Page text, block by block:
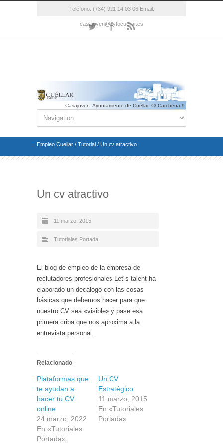
Teléfono: (+34) 921 14 03 06 Email:
casajoven@aytocuellar.es
Casajoven. Ayuntamiento de Cuéllar. C/ Carchena 9.
Empleo Cuellar / Tutorial / Un cv atractivo
Un cv atractivo
11 marzo, 2015
Tutoriales Portada
El blog de empleo de la empresa de
reclutadores profesionales Let´s talent ha
elaborado un decálogo con las cosas
básicas que debemos hacer para que
nuestro CV sea «visible» y pase esa
primera criba que nos aproxima a la
entrevista personal.
Relacionado
Plataformas que
te ayudan a
hacer tu CV
online
24 marzo, 2022
En «Tutoriales
Portada»
Un CV
Estratégico
11 marzo, 2015
En «Tutoriales
Portada»